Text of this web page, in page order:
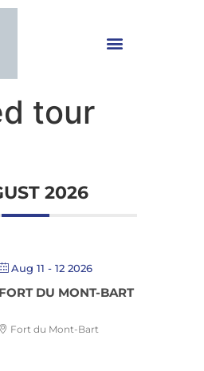
tour
2026
Aug 11 - 12 2026
FORT DU MONT-BART
Fort du Mont-Bart